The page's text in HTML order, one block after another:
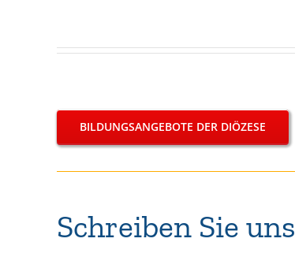
BILDUNGSANGEBOTE DER DIÖZESE
Schreiben Sie uns